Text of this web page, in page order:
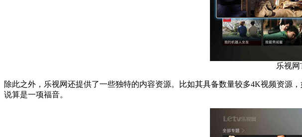
乐视
除此之外，乐视网还提供了一些独特的内容资源。比如其具备数量较多4K视频资源
说算是一项福音。